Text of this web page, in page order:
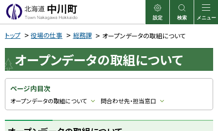
本
へ
メ
ニ
ュ
中川町 表示
設定
検索
サイト内検索
メニュー
トップ 役場の仕事 総務課 オープンデータの取組について
オープンデータの取組について
ページ内目次
オープンデータの取組について 問合わせ先・担当窓口